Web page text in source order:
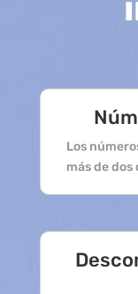
Los
más de